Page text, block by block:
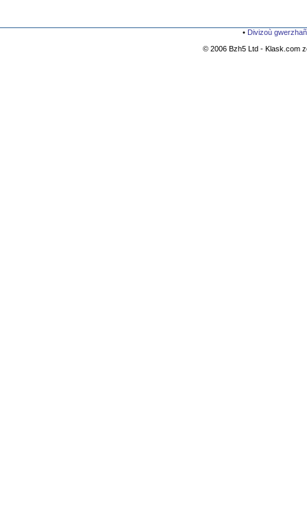
• Divizoù
© 2006 Bzh5 Ltd - Klask.com